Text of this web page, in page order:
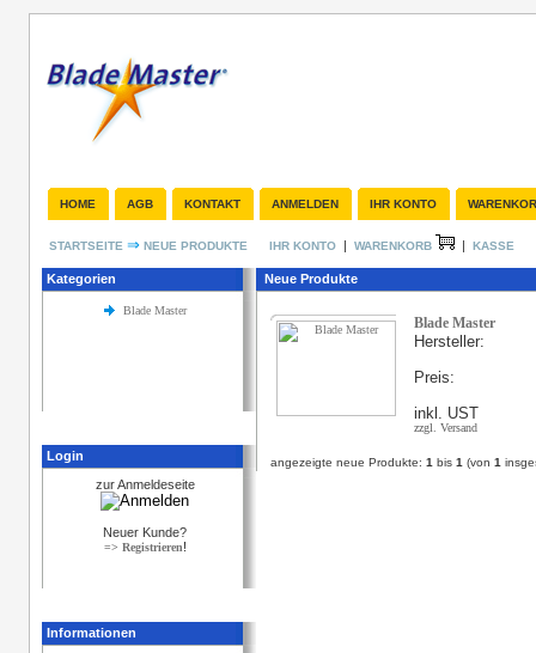
HOME AGB KONTAKT ANMELDEN IHR KONTO
STARTSEITE ⇒ NEUE PRODUKTE IHR KONTO | WARENKORB | KASSE
Kategorien
Blade Master
Login
zur Anmeldeseite
Neuer Kunde?
=> Registrieren!
Informationen
Neue Produkte
Blade Master
Hersteller:
Preis:
inkl. UST
zzgl. Versand
angezeigte neue Produkte: 1 bis 1 (von 1